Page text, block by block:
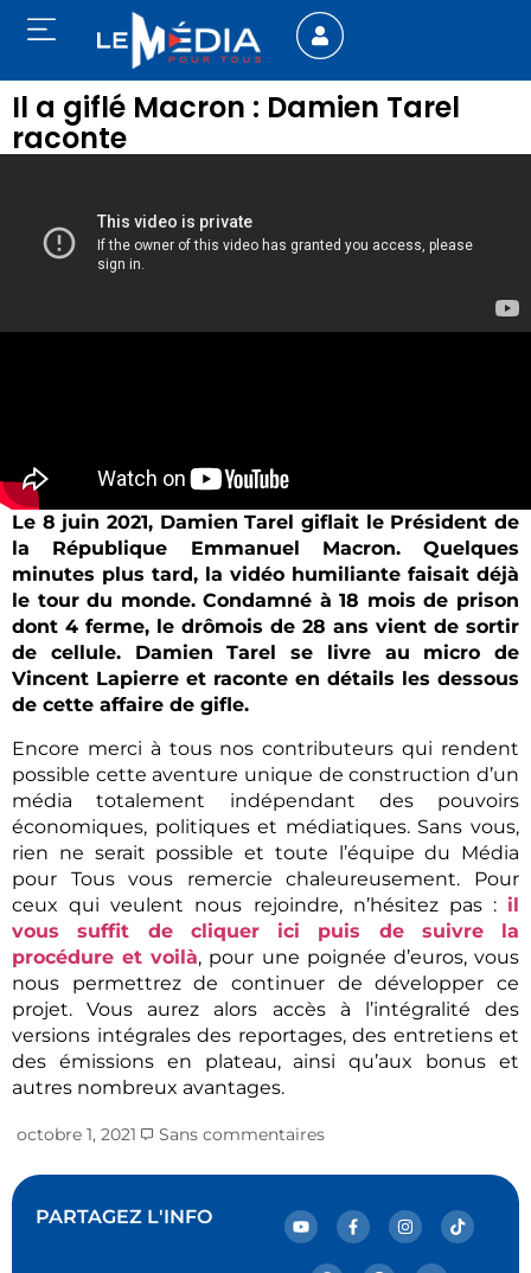
Il a giflé Macron : Damien Tarel
raconte
Le 8 juin 2021, Damien Tarel giflait le Président de
la République Emmanuel Macron. Quelques
minutes plus tard, la vidéo humiliante faisait déjà
le tour du monde. Condamné à 18 mois de prison
dont 4 ferme, le drômois de 28 ans vient de sortir
de cellule. Damien Tarel se livre au micro de
Vincent Lapierre et raconte en détails les dessous
de cette affaire de gifle.
Encore merci à tous nos contributeurs qui rendent
possible cette aventure unique de construction d’un
média totalement indépendant des pouvoirs
économiques, politiques et médiatiques. Sans vous,
rien ne serait possible et toute l’équipe du Média
pour Tous vous remercie chaleureusement. Pour
ceux qui veulent nous rejoindre, n’hésitez pas : il
vous suffit de cliquer ici puis de suivre la
procédure et voilà, pour une poignée d’euros, vous
nous permettrez de continuer de développer ce
projet. Vous aurez alors accès à l’intégralité des
versions intégrales des reportages, des entretiens et
des émissions en plateau, ainsi qu’aux bonus et
autres nombreux avantages.
octobre 1, 2021 Sans commentaires
PARTAGEZ L'INFO